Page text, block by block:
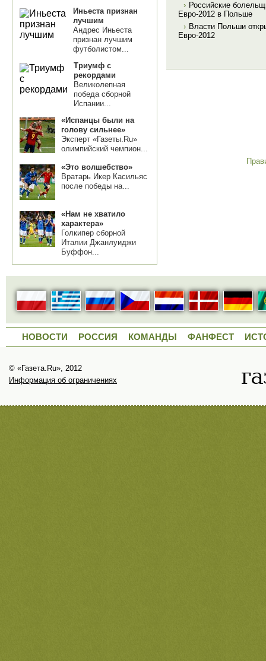
Иньеста признан
лучшим
Андрес Иньеста
признан лучшим
футболистом...
Триумф с
рекордами
Великолепная
победа сборной
Испании...
«Испанцы были на
голову сильнее»
Эксперт «Газеты.Ru»
олимпийский чемпион...
«Это волшебство»
Вратарь Икер Касильяс
после победы на...
«Нам не хватило
характера»
Голкипер сборной
Италии Джанлуиджи
Буффон...
› Российские
Евро-2012 в Польше
› Власти Польши
Евро-2012
НОВОСТИ РОССИЯ КОМАНДЫ ФАНФЕСТ
© «Газета.Ru», 2012
Информация об ограничениях